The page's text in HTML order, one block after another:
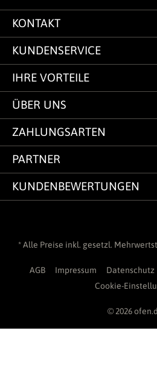
KONTAKT
KUNDENSERVICE
IHRE VORTEILE
ÜBER UNS
ZAHLUNGSARTEN
PARTNER
KUNDENBEWERTUNGEN
* Alle Preise inkl. gesetzl.
AGB Impressum Datenschutz
Cookie-
© 2026